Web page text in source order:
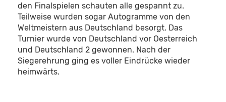
den Finalspielen schauten alle gespannt zu.
Teilweise wurden sogar Autogramme von den
Weltmeistern aus Deutschland besorgt. Das
Turnier wurde von Deutschland vor Oesterreich
und Deutschland 2 gewonnen. Nach der
Siegerehrung ging es voller Eindrücke wieder
heimwärts.